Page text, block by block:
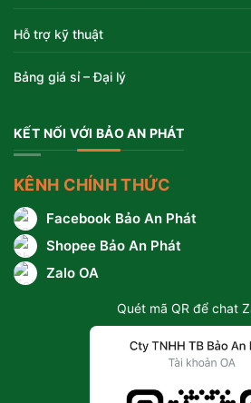
Hỗ trợ kỹ thuật
Bảng giá sỉ – Đại lý
KẾT NỐI VỚI BẢO AN PHÁT
KÊNH CHÍNH THỨC
Facebook Bảo An Phát
Shopee Bảo An Phát
Zalo OA
Quét mã QR để chat